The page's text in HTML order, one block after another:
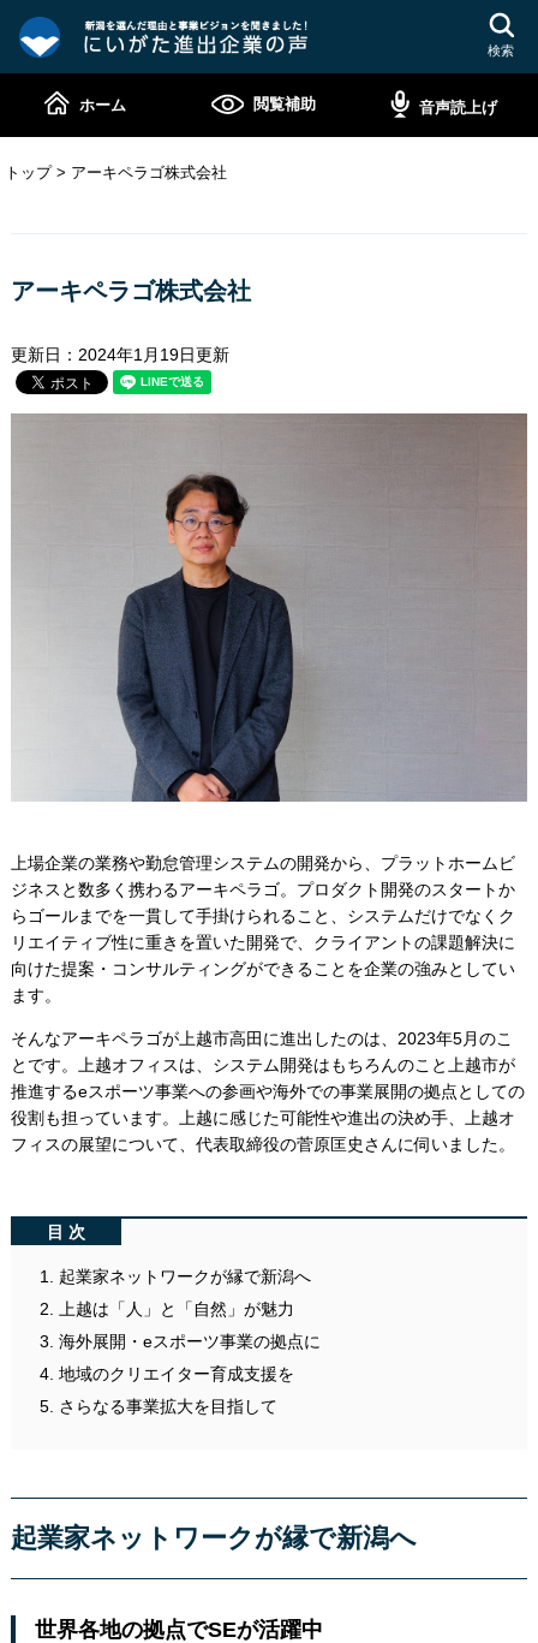
で
ば
文
へ
ホーム 閲覧補助 音声読上げ
検索
トップ > アーキペラゴ株式会社
アーキペラゴ株式会社
更新日：2024年1月19日更新
上場企業の業務や勤怠管理システムの開発から、プラットホームビ
ジネスと数多く携わるアーキペラゴ。プロダクト開発のスタートか
らゴールまでを一貫して手掛けられること、システムだけでなくク
リエイティブ性に重きを置いた開発で、クライアントの課題解決に
向けた提案・コンサルティングができることを企業の強みとしてい
ます。
そんなアーキペラゴが上越市高田に進出したのは、2023年5月のこ
とです。上越オフィスは、システム開発はもちろんのこと上越市が
推進するeスポーツ事業への参画や海外での事業展開の拠点としての
役割も担っています。上越に感じた可能性や進出の決め手、上越オ
フィスの展望について、代表取締役の菅原匡史さんに伺いました。
目次
起業家ネットワークが縁で新潟へ
上越は「人」と「自然」が魅力
海外展開・eスポーツ事業の拠点に
地域のクリエイター育成支援を
さらなる事業拡大を目指して
起業家ネットワークが縁で新潟へ
世界各地の拠点でSEが活躍中